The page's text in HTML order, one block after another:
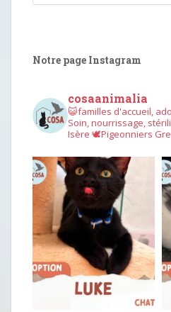
Notre page Instagram
cosaanimalia
😺familles d'accueil,
Soin, nourrissage,
Isère 🕊︎Pigeonniers